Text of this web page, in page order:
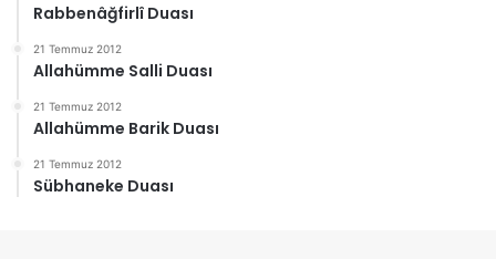
Rabbenâğfirlî Duası
21 Temmuz 2012
Allahümme Salli Duası
21 Temmuz 2012
Allahümme Barik Duası
21 Temmuz 2012
Sübhaneke Duası